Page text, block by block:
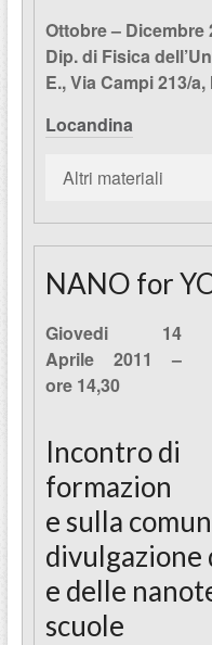
Ottobre – Dicembre
Dip. di Fisica
E., Via Campi 213/
Locandina
Altri materiali
NANO for
Giovedi 14
Aprile 2011 –
ore 14,30
Incontro di
formazion
e sulla
divulgazione
e delle
scuole